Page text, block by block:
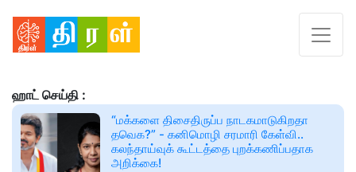
ஹாட் செய்தி :
“மக்களை திசைதிருப்ப நாடகமாடுகிறதா
தவெக?” - கனிமொழி சரமாரி கேள்வி..
கலந்தாய்வுக் கூட்டத்தை புறக்கணிப்பதாக
அறிக்கை!